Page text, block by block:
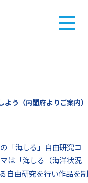
う（内閣府よりご案内）
「海しる」自由研究コ
は「海しる（海洋状況
自由研究を行い作品を制